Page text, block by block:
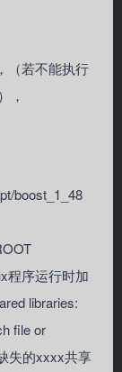
（若不能执行
，
boost_1_48
程序运行时加
libraries:
file or
失的xxxx共享